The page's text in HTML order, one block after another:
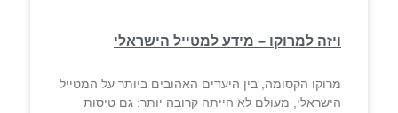
ויזה למרוקו – מידע למטייל הישראלי
מרוקו הקסומה, בין היעדים האהובים ביותר על המטייל
הישראלי, מעולם לא הייתה קרובה יותר: גם טיסות